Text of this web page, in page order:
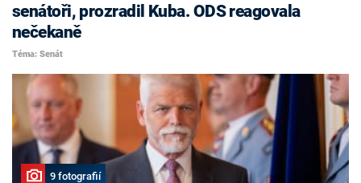
senátoři, prozradil Kuba. ODS reagovala
nečekaně
Téma: Senát
9 fotografií